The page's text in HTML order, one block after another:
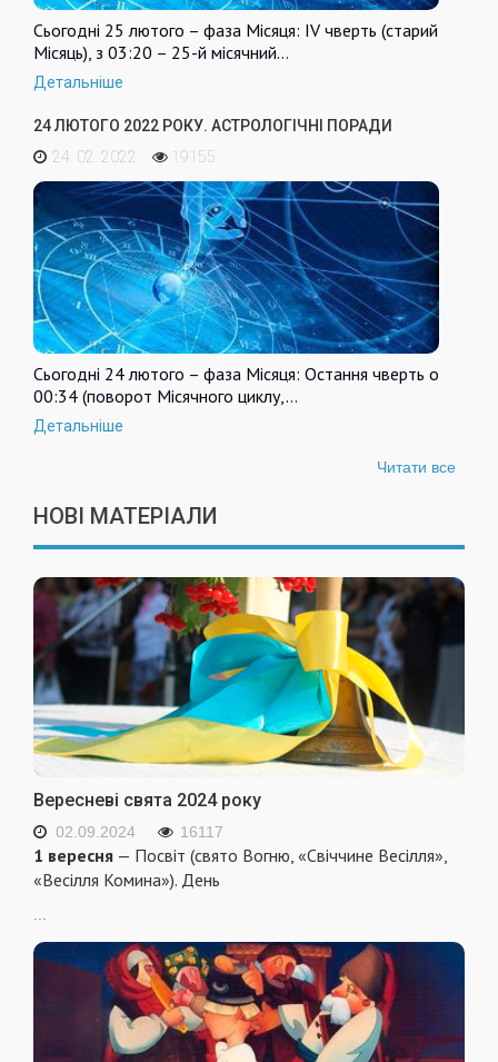
Сьогодні 25 лютого – фаза Місяця: IV чверть (старий
Місяць), з 03:20 – 25-й місячний…
Детальніше
24 ЛЮТОГО 2022 РОКУ. АСТРОЛОГІЧНІ ПОРАДИ
24. 02. 2022
19155
Сьогодні 24 лютого – фаза Місяця: Остання чверть о
00:34 (поворот Місячного циклу,…
Детальніше
Читати все
НОВІ МАТЕРІАЛИ
Вересневі свята 2024 року
02.09.2024 16117
1 вересня — Посвіт (свято Вогню, «Свіччине Весілля»,
«Весілля Комина»). День
...